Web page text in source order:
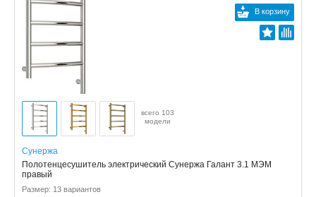
В корзину
всего 103
модели
Сунержа
Полотенцесушитель электрический Сунержа Галант 3.1 МЭМ
правый
Размер: 13 вариантов